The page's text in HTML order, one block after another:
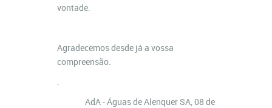
vontade.
Agradecemos desde já a vossa
compreensão.
.
AdA - Águas de Alenquer SA, 08 de